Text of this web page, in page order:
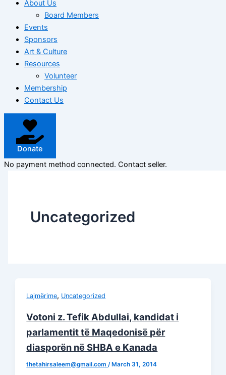
About Us
Board Members
Events
Sponsors
Art & Culture
Resources
Volunteer
Membership
Contact Us
Donate
No payment method connected. Contact seller.
Uncategorized
Lajmërime, Uncategorized
Votoni z. Tefik Abdullai, kandidat i
parlamentit të Maqedonisë për
diasporën në SHBA e Kanada
thetahirsaleem@gmail.com/ March 31, 2014